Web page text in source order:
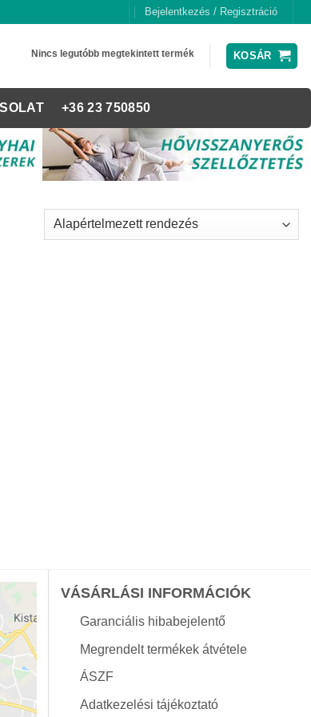
Bejelentkezés / Regisztráció
Nincs legutóbb megtekintett termék KOSÁR
+36 23 750850
VÁSÁRLÁSI INFORMÁCIÓK
Garanciális hibabejelentő
Megrendelt termékek átvétele
ÁSZF
Adatkezelési tájékoztató